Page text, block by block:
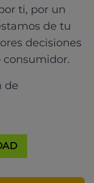
ti, por un
de tu
decisiones
consumidor.
de